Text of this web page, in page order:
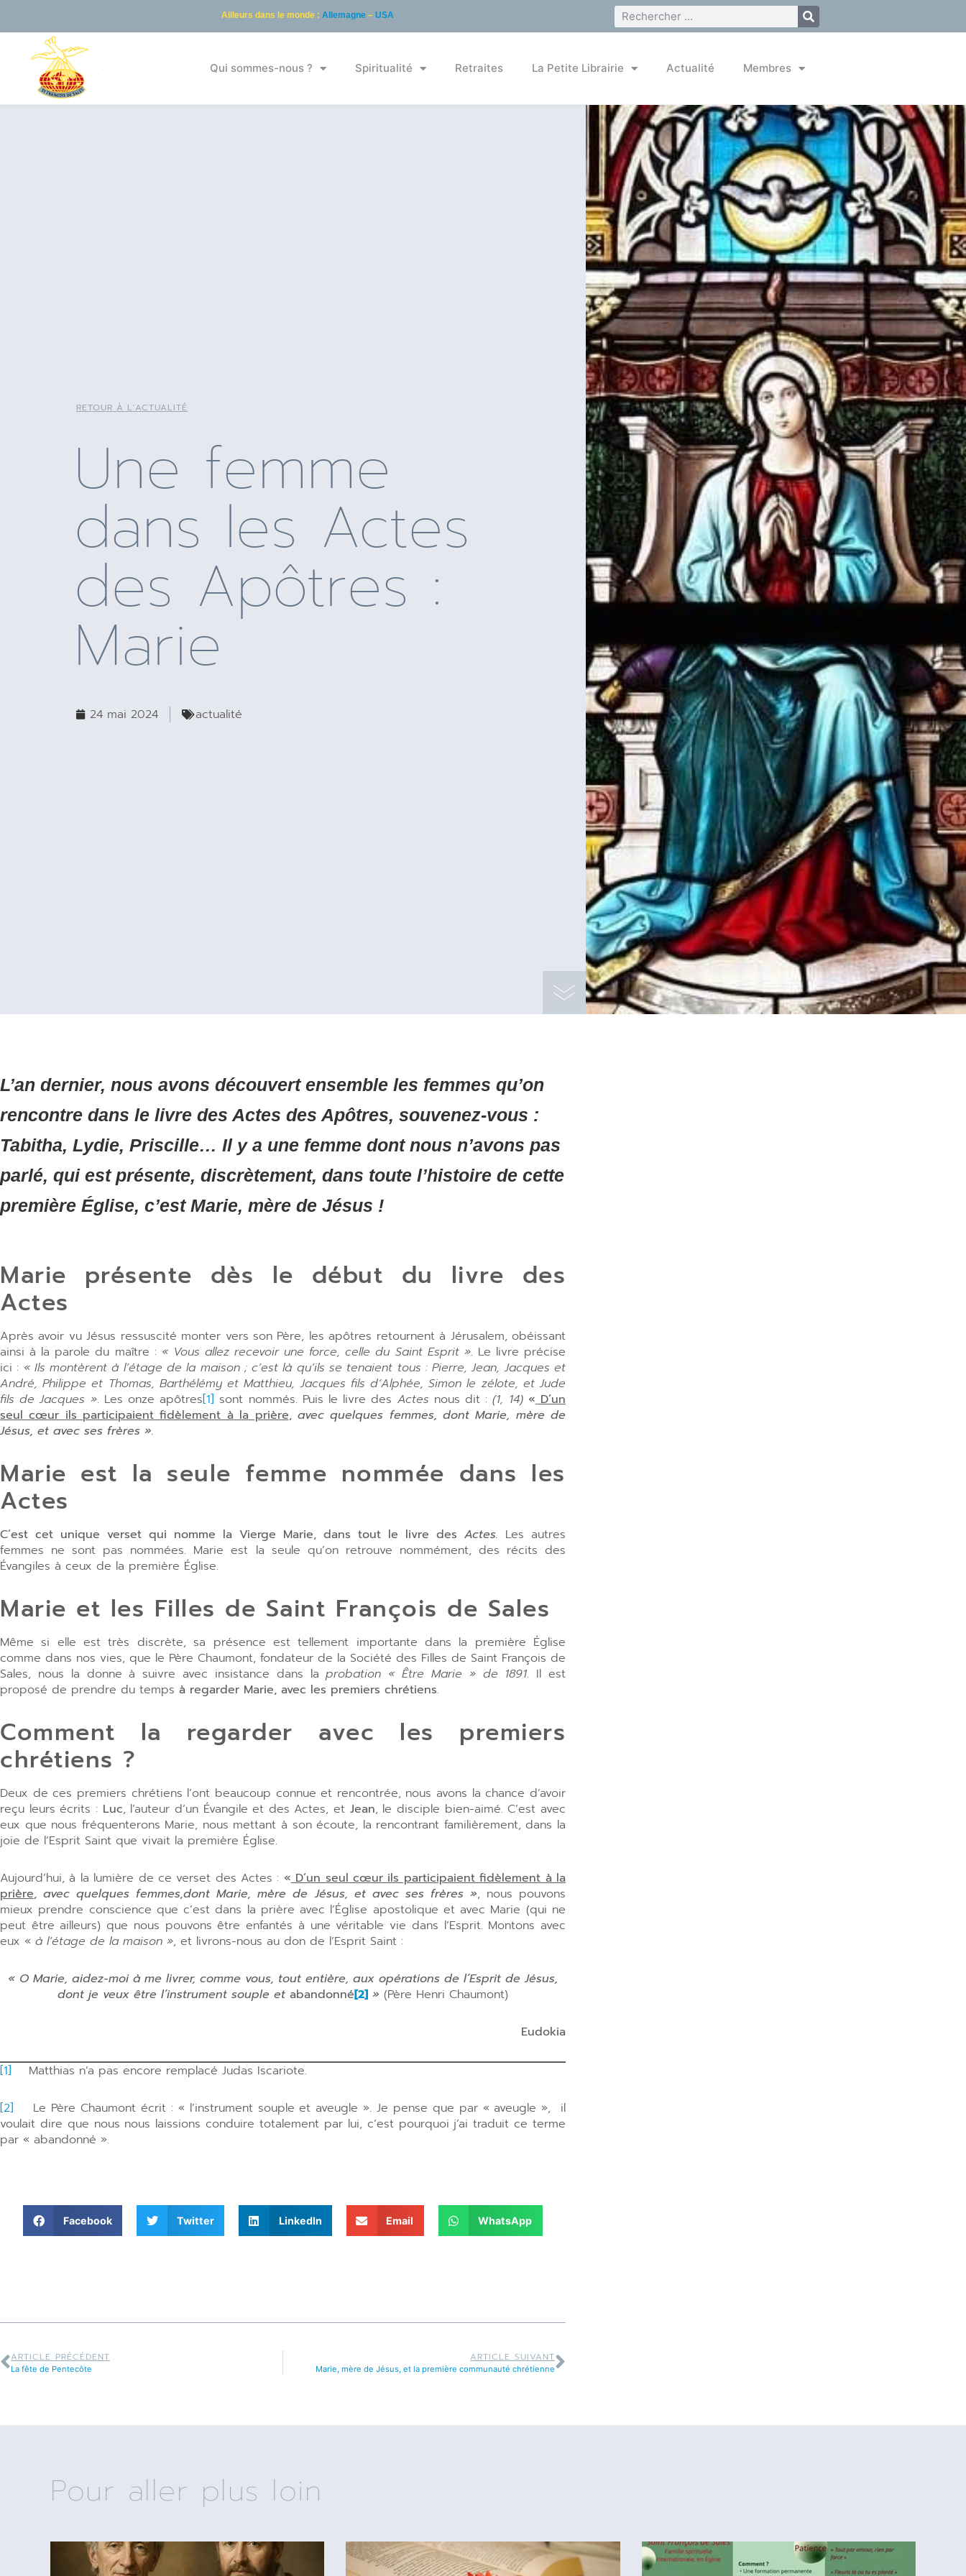
Ailleurs dans le monde : Allemagne– USA
Qui sommes-nous ? Spiritualité Retraites La Petite Librairie Actualité Membres
RETOUR À L'ACTUALITÉ
Une femme
dans les Actes
des Apôtres :
Marie
24 mai 2024 actualité
L’an dernier, nous avons découvert ensemble les femmes qu’on
rencontre dans le livre des Actes des Apôtres, souvenez-vous :
Tabitha, Lydie, Priscille… Il y a une femme dont nous n’avons pas
parlé, qui est présente, discrètement, dans toute l’histoire de cette
première Église, c’est Marie, mère de Jésus !
Marie présente dès le début du livre des
Actes
Après avoir vu Jésus ressuscité monter vers son Père, les apôtres retournent à Jérusalem, obéissant
ainsi à la parole du maître : « Vous allez recevoir une force, celle du Saint Esprit ». Le livre précise
ici : « Ils montèrent à l’étage de la maison ; c’est là qu’ils se tenaient tous : Pierre, Jean, Jacques et
André, Philippe et Thomas, Barthélémy et Matthieu, Jacques fils d’Alphée, Simon le zélote, et Jude
fils de Jacques ». Les onze apôtres[1] sont nommés. Puis le livre des Actes nous dit :(1, 14) «D’un
seul cœur ils participaient fidèlement à la prière, avec quelques femmes, dont Marie, mère de
Jésus, et avec ses frères ».
Marie est la seule femme nommée dans les
Actes
C’est cet unique verset qui nomme la Vierge Marie, dans tout le livre des Actes. Les autres
femmes ne sont pas nommées. Marie est la seule qu’on retrouve nommément, des récits des
Évangiles à ceux de la première Église.
Marie et les Filles de Saint François de Sales
Même si elle est très discrète, sa présence est tellement importante dans la première Église
comme dans nos vies, que le Père Chaumont, fondateur de la Société des Filles de Saint François de
Sales, nous la donne à suivre avec insistance dans laprobation « Être Marie » de 1891. Il est
proposé de prendre du temps à regarder Marie, avec les premiers chrétiens.
Comment la regarder avec les premiers
chrétiens ?
Deux de ces premiers chrétiens l’ont beaucoup connue et rencontrée, nous avons la chance d’avoir
reçu leurs écrits : Luc, l’auteur d’un Évangile et des Actes, et Jean, le disciple bien-aimé. C’est avec
eux que nous fréquenterons Marie, nous mettant à son écoute, la rencontrant familièrement, dans la
joie de l’Esprit Saint que vivait la première Église.
Aujourd’hui, à la lumière de ce verset des Actes : «D’un seul cœur ils participaient fidèlement à la
prière,avec quelques femmes,dont Marie, mère de Jésus, et avec ses frères », nous pouvons
mieux prendre conscience que c’est dans la prière avec l’Église apostolique et avec Marie (qui ne
peut être ailleurs) que nous pouvons être enfantés à une véritable vie dans l’Esprit. Montons avec
eux « à l’étage de la maison », et livrons-nous au don de l’Esprit Saint :
« O Marie, aidez-moi à me livrer, comme vous, tout entière, aux opérations de l’Esprit de Jésus,
dont je veux être l’instrument souple et abandonné[2] » (Père Henri Chaumont)
Eudokia
[1] Matthias n’a pas encore remplacé Judas Iscariote.
[2] Le Père Chaumont écrit : « l’instrument souple et aveugle ». Je pense que par « aveugle », il
voulait dire que nous nous laissions conduire totalement par lui, c’est pourquoi j’ai traduit ce terme
par « abandonné ».
Facebook Twitter LinkedIn Email WhatsApp
ARTICLE PRÉCÉDENT
La fête de Pentecôte
ARTICLE SUIVANT
Marie, mère de Jésus, et la première communauté chrétienne
Pour aller plus loin